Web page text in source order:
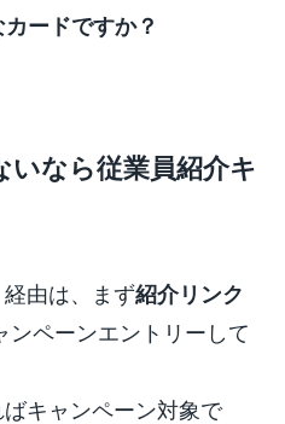
ードですか？
いなら従業員紹介キ
由は、まず紹介リンク
ンペーンエントリーして
ばキャンペーン対象で